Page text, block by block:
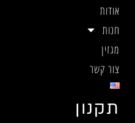
אודות
חנות
מגזין
צור קשר
תקנון